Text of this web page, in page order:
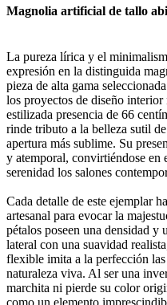
Magnolia artificial de tallo
La pureza lírica y el
expresión en la distinguida
pieza de alta gama
los proyectos de diseño
estilizada presencia de 66
rinde tributo a la belleza sutil
apertura más sublime. Su
y atemporal, convirtiéndose en
serenidad los salones
Cada detalle de este ejemplar
artesanal para evocar la
pétalos poseen una densidad y
lateral con una suavidad
flexible imita a la perfección
naturaleza viva. Al ser una
marchita ni pierde su color
como un elemento